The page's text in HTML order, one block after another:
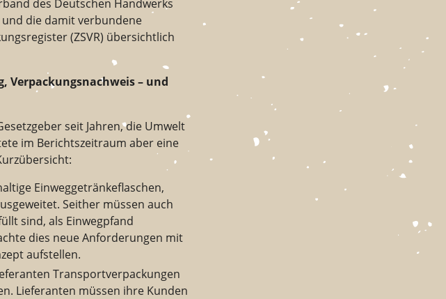
des Deutschen Handwerks
die damit verbundene
(ZSVR) übersichtlich
Verpackungsnachweis – und
seit Jahren, die Umwelt
im Berichtszeitraum aber eine
Einweggetränkeflaschen,
Seither müssen auch
sind, als Einwegpfand
dies neue Anforderungen mit
aufstellen.
Transportverpackungen
Lieferanten müssen ihre Kunden